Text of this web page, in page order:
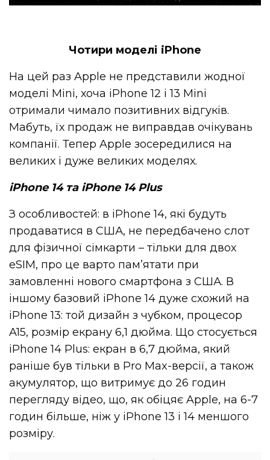
Чотири моделі iPhone
На цей раз Apple не представили жодної
моделі Mini, хоча iPhone 12 і 13 Mini
отримали чимало позитивних відгуків.
Мабуть, їх продаж не виправдав очікувань
компанії. Тепер Apple зосередилися на
великих і дуже великих моделях.
iPhone 14 та iPhone 14 Plus
З особливостей: в iPhone 14, які будуть
продаватися в США, не передбачено слот
для фізичної сімкарти – тільки для двох
eSIM, про це варто пам’ятати при
замовленні нового смартфона з США. В
іншому базовий iPhone 14 дуже схожий на
iPhone 13: той дизайн з чубком, процесор
A15, розмір екрану 6,1 дюйма. Що стосується
iPhone 14 Plus: екран в 6,7 дюйма, який
раніше був тільки в Pro Max-версії, а також
акумулятор, що витримує до 26 годин
перегляду відео, що, як обіцяє Apple, на 6-7
годин більше, ніж у iPhone 13 і 14 меншого
розміру.